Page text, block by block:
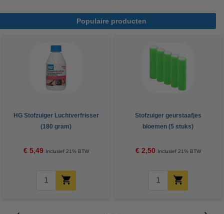
Populaire producten
HG Stofzuiger Luchtverfrisser
(180 gram)
€ 5,49 Inclusief 21% BTW
Stofzuiger geurstaafjes
bloemen (5 stuks)
€ 2,50 Inclusief 21% BTW